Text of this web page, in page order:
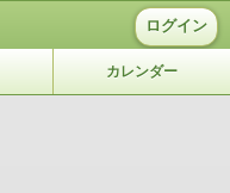
ログイン
カレンダー